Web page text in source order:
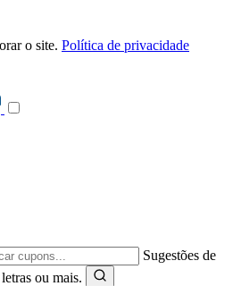
o site. Política de privacidade
Sugestões de
ou mais.